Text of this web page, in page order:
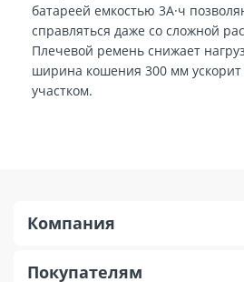
батареей емкостью 3А·ч
справляться даже со сложной
Плечевой ремень снижает
ширина кошения 300 мм ускорит
участком.
Компания
Покупателям